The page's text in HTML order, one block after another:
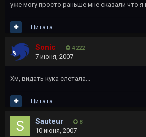
уже могу просто раньше мне сказали что я
Цитата
Sonic 4 222
7 июня, 2007
Хм, видать кука слетала...
Цитата
Sauteur 8
10 июня, 2007